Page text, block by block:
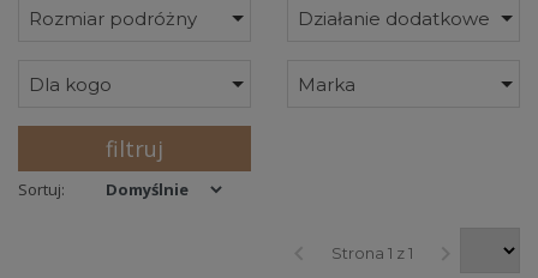
Rozmiar podróżny Działanie dodatkowe
Dla kogo Marka
filtruj
Sortuj:
Strona 1 z 1